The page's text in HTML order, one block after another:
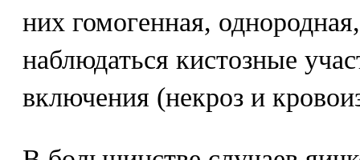
них гомогенная,
наблюдаться кистозные
включения (некроз и